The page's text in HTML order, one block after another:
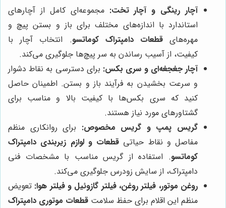
آچار رینگی و آچار تخت: مجموعه‌ای کامل از آچارهای
استاندارد با اندازه‌های مختلف برای باز و بستن پیچ و
مهره‌های قطعات دامپتراک کوماتسو. انتخاب آچار با
کیفیت، از آسیب رساندن به سر پیچ‌ها جلوگیری می‌کند.
آچار جغجغه‌ای و سری بکس: برای دسترسی به نقاط دشوار
و سرعت بخشیدن به فرآیند باز و بستن. اطمینان حاصل
کنید که سری بکس‌ها با کیفیت بالا و مناسب برای
گشتاورهای مورد نیاز هستند.
گریس پمپ و گریس مخصوص: برای روانکاری منظم
مفاصل و نقاط حیاتی قطعات و لوازم زیربندی دامپتراک
کوماتسو. استفاده از گریس مناسب با مشخصات فنی
دامپتراک، از سایش زودرس جلوگیری می‌کند.
روغن موتور، فیلتر روغن، فیلتر گازوئیل و فیلتر هوا: تعویض
منظم این اقلام برای حفظ سلامت قطعات موتوری دامپتراک